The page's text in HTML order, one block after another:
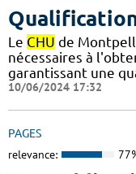
Le CHU de
nécessaires à
garantissant une
10/06/2024 17:32
PAGES
relevance: